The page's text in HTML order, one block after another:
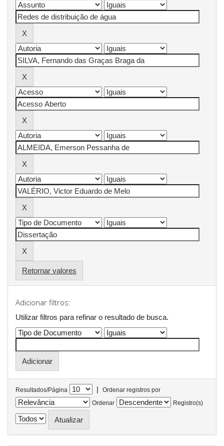
Retornar valores
Adicionar filtros:
Utilizar filtros para refinar o resultado de busca.
Resultados/Página |
Ordenar registros por
Ordenar
Registro(s)